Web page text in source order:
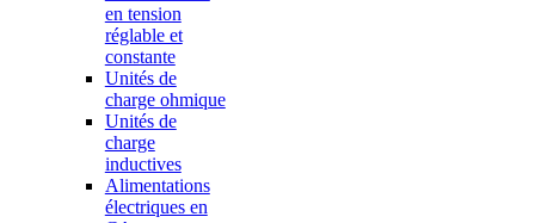
en tension
réglable et
constante
Unités de
charge ohmique
Unités de
charge
inductives
Alimentations
électriques en